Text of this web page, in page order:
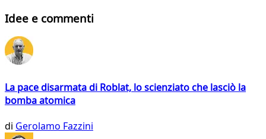
Idee e commenti
La pace disarmata di Roblat, lo scienziato che lasciò la
bomba atomica
di Gerolamo Fazzini